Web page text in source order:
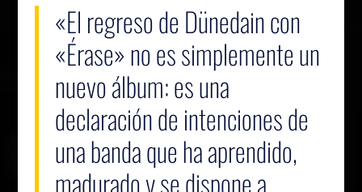
«El regreso de Dünedain con
«Érase» no es simplemente un
nuevo álbum: es una
declaración de intenciones de
una banda que ha aprendido,
madurado y se dispone a